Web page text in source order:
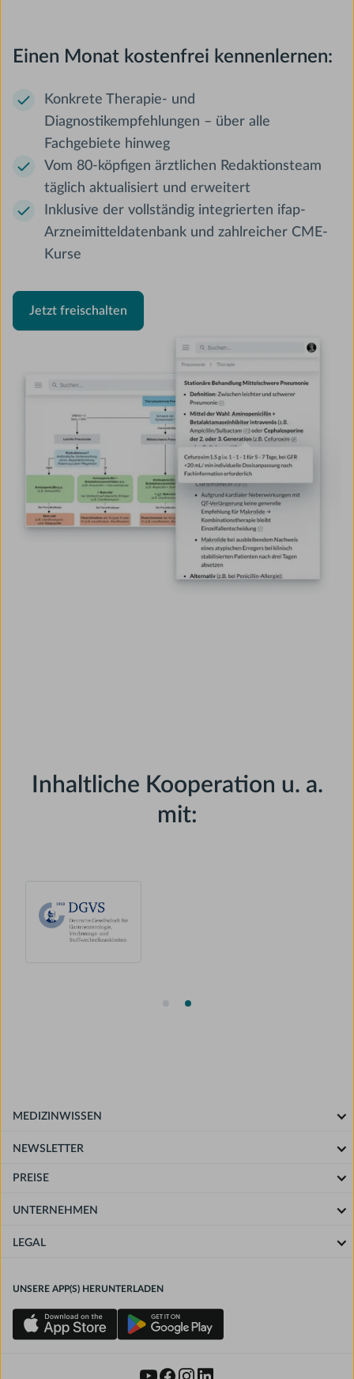
Einen Monat kostenfrei kennenlernen:
Konkrete Therapie- und
Diagnostikempfehlungen – über alle
Fachgebiete hinweg
Vom 80-köpfigen ärztlichen Redaktionsteam
täglich aktualisiert und erweitert
Inklusive der vollständig integrierten ifap-
Arzneimitteldatenbank und zahlreicher CME-
Kurse
Jetzt freischalten
Inhaltliche Kooperation u. a.
mit:
MEDIZINWISSEN
NEWSLETTER
PREISE
UNTERNEHMEN
LEGAL
UNSERE APP(S) HERUNTERLADEN